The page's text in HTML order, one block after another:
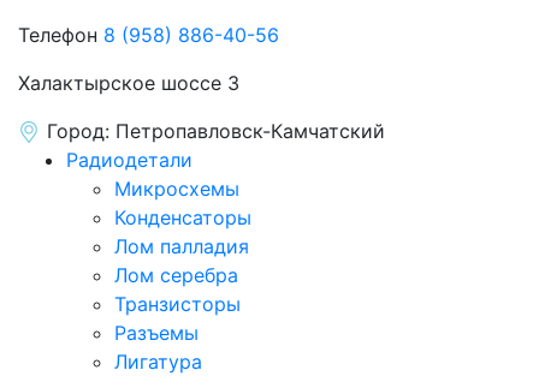
Телефон 8 (958) 886-40-56
Халактырское шоссе 3
Город: Петропавловск-Камчатский
Радиодетали
Микросхемы
Конденсаторы
Лом палладия
Лом серебра
Транзисторы
Разъемы
Лигатура